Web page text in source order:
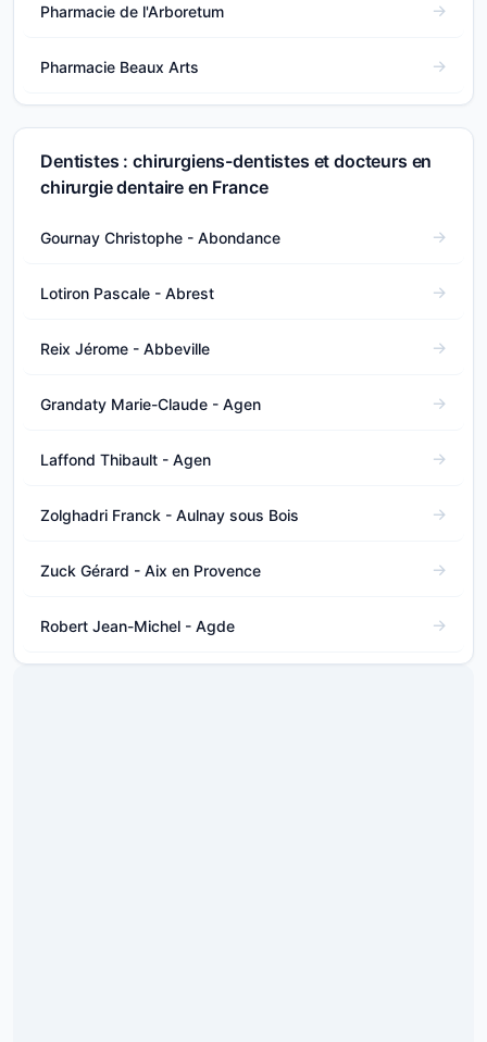
Pharmacie de l'Arboretum
Pharmacie Beaux Arts
Dentistes : chirurgiens-dentistes et docteurs en
chirurgie dentaire en France
Gournay Christophe - Abondance
Lotiron Pascale - Abrest
Reix Jérome - Abbeville
Grandaty Marie-Claude - Agen
Laffond Thibault - Agen
Zolghadri Franck - Aulnay sous Bois
Zuck Gérard - Aix en Provence
Robert Jean-Michel - Agde